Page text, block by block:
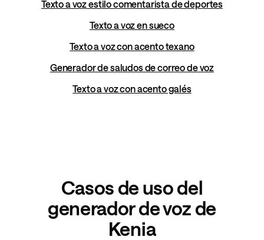
Texto a voz estilo comentarista de deportes
Texto a voz en sueco
Texto a voz con acento texano
Generador de saludos de correo de voz
Texto a voz con acento galés
Casos de uso del
generador de voz de
Kenia